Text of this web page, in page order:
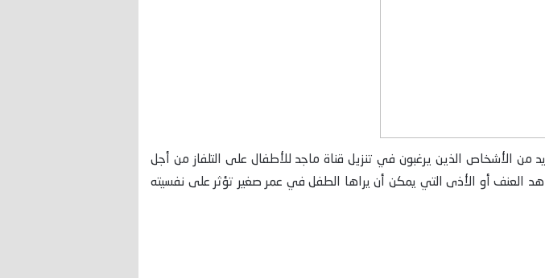
الأشخاص الذين يرغبون في تنزيل قناة ماجد للأطفال على التلفاز من أجل
العنف أو الأذى التي يمكن أن يراها الطفل في عمر صغير تؤثر على نفسيته